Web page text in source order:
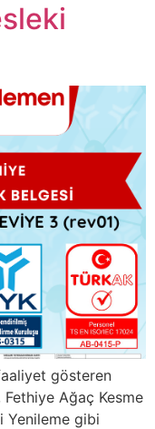
gösteren
Ağaç Kesme
Yenileme gibi